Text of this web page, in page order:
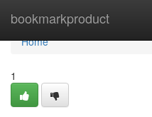
bookmarkproduct
Home
Home
1